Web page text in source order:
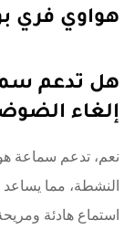
هواوي فري
إلغاء
النشطة، مما يساعد
استماع هادئة